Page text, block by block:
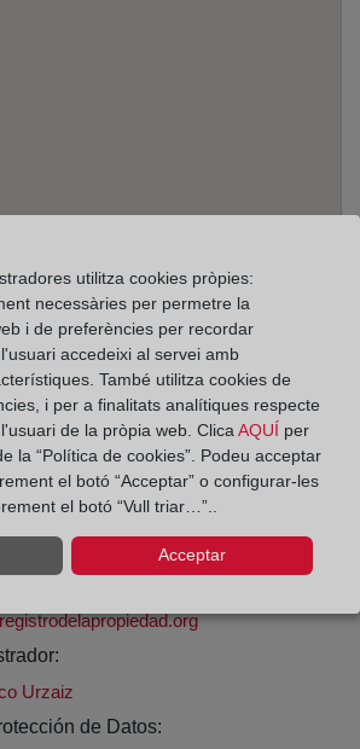
29007
de 09:00 a 17:00 horas
a viernes de 09:00 a 14:00 horas
de diciembre de 09:00 a 14:00
54
Urzaiz
de Datos:
utilitza cookies pròpies:
necessàries per permetre la
i de preferències per recordar
accedeixi al servei amb
També utilitza cookies de
i per a finalitats analítiques respecte
de la pròpia web. Clica AQUÍ per
la “Política de cookies”. Podeu acceptar
el botó “Acceptar” o configurar-les
el botó “Vull triar…”..
Acceptar